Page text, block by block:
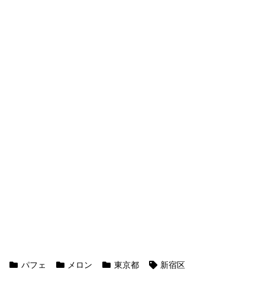
パフェ メロン 東京都 新宿区